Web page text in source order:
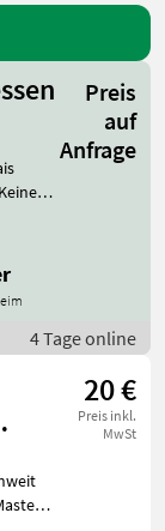
Preis
auf
Anfrage
8-fach g
4 Tage online
20 €
Preis inkl.
MwSt